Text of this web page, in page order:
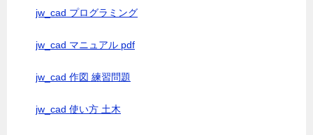
jw_cad プログラミング
jw_cad マニュアル pdf
jw_cad 作図 練習問題
jw_cad 使い方 土木